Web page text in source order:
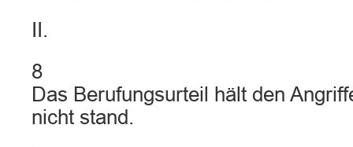
II.
8
Das Berufungsurteil hält den
nicht stand.